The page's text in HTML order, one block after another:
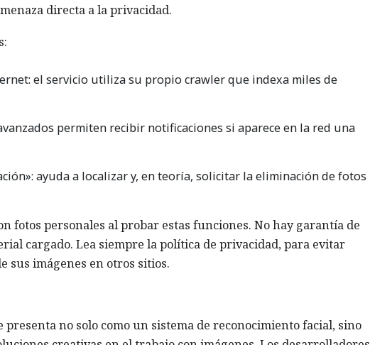
directa a la privacidad.
el servicio utiliza su propio crawler que indexa miles de
permiten recibir notificaciones si aparece en la red una
ayuda a localizar y, en teoría, solicitar la eliminación de fotos
fotos personales al probar estas funciones. No hay garantía de
cargado. Lea siempre la política de privacidad, para evitar
sus imágenes en otros sitios.
presenta no solo como un sistema de reconocimiento facial, sino